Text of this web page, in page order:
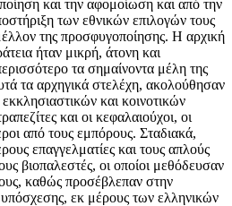
και την αφομοίωση και από την
των εθνικών επιλογών τους
της προσφυγοποίησης. Η αρχική
ήταν μικρή, άτονη και
τα σημαίνοντα μέλη της
τα αρχηγικά στελέχη, ακολούθησαν
και κοινοτικών
και οι κεφαλαιούχοι, οι
από τους εμπόρους. Σταδιακά,
επαγγελματίες και τους απλούς
βιοπαλεστές, οι οποίοι μεθόδευσαν
καθώς προσέβλεπαν στην
εκ μέρους των ελληνικών